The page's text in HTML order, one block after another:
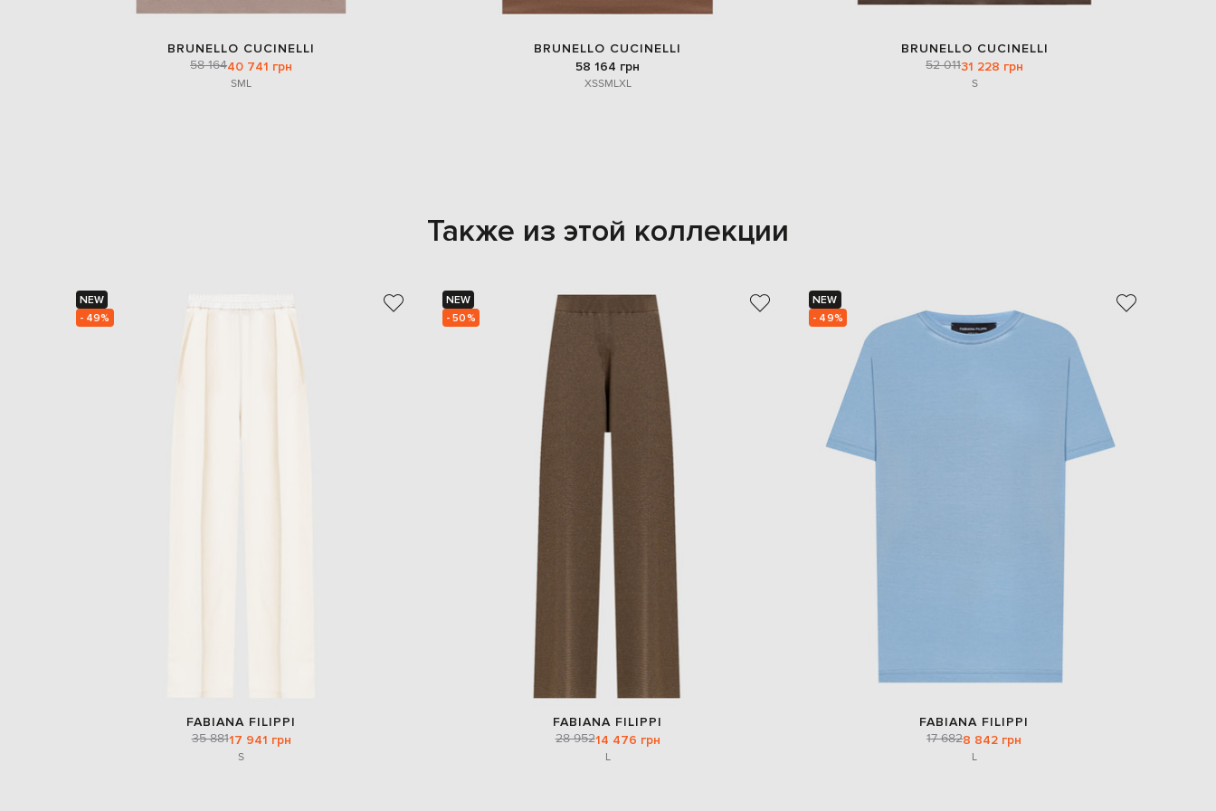
BRUNELLO CUCINELLI
58 16440 741 грн
SML
BRUNELLO CUCINELLI
58 164 грн
XSSMLXL
BRUNELLO CUCINELLI
52 01131 228 грн
S
Также из этой коллекции
NEW
- 49%
FABIANA FILIPPI
35 88117 941 грн
S
NEW
- 50%
FABIANA FILIPPI
28 95214 476 грн
L
NEW
- 49%
FABIANA FILIPPI
17 6828 842 грн
L